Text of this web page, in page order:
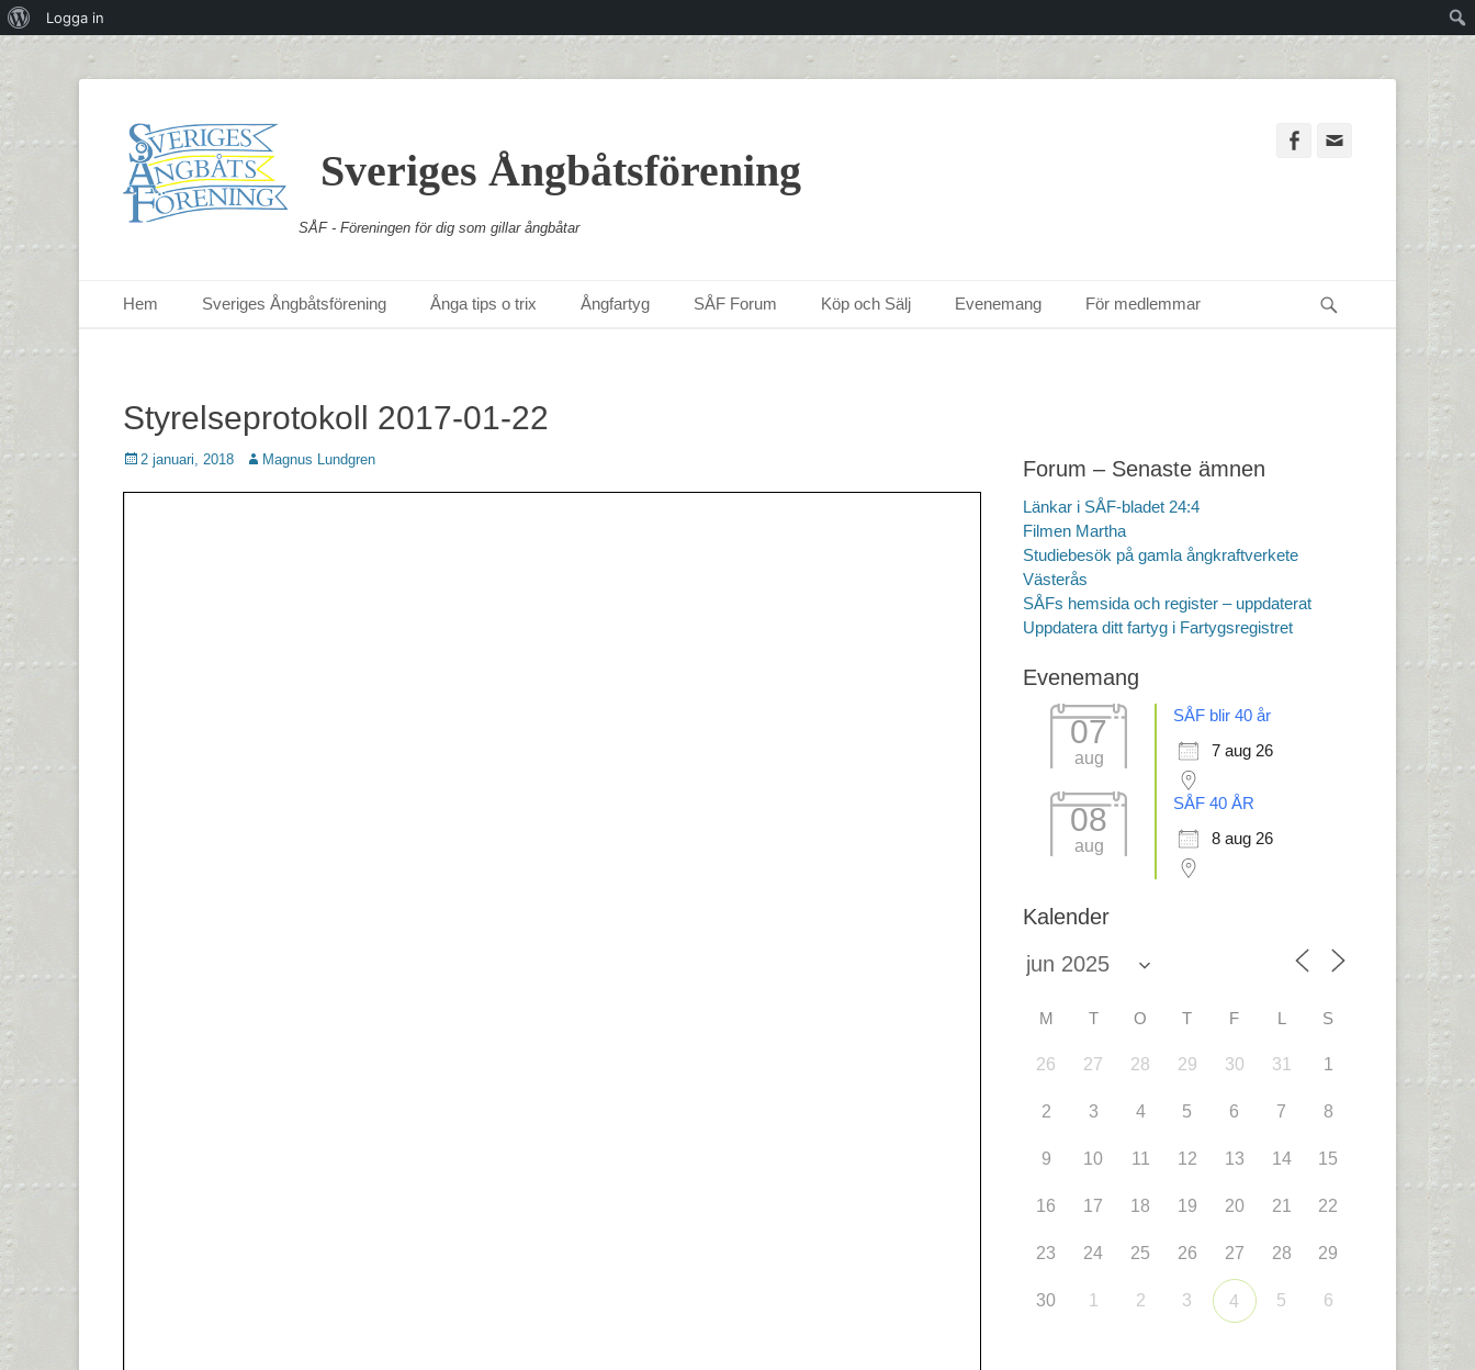
Sveriges Ångbåtsförening
SÅF - Föreningen för dig som gillar ångbåtar
Facebook
Primär meny
Hem Sveriges Ångbåtsförening Ånga tips o trix Ångfartyg SÅF Forum Köp och Sälj Evenemang För medlemmar
Styrelseprotokoll 2017-01-22
Postades
2 januari, 2018 Författare
Magnus Lundgren Forum – Senaste ämnen
Länkar i SÅF-bladet 24:4
Filmen Martha
Studiebesök på gamla ångkraftverkete
Västerås
SÅFs hemsida och register – uppdaterat
Uppdatera ditt fartyg i Fartygsregistret
Evenemang
07
aug
SÅF blir 40 år
7 aug 26
08
aug
SÅF 40 ÅR
8 aug 26
Kalender
M T O T F L S
26 27 28 29 30 31 1
2 3 4 5 6 7 8
9 10 11 12 13 14 15
16 17 18 19 20 21 22
23 24 25 26 27 28 29
30 1 2 3 4 5 6
OmLogga in